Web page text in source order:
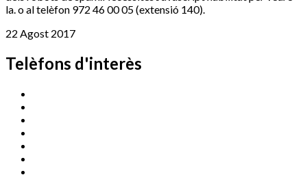
la.o al telèfon 972 46 00 05 (extensió 140).
22 Agost 2017
Telèfons d'interès